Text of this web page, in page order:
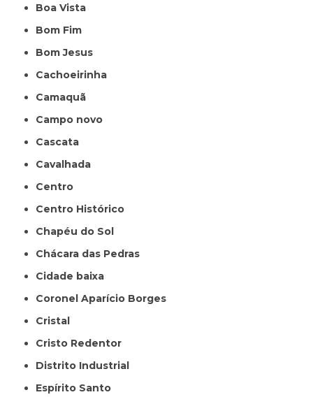
Boa Vista
Bom Fim
Bom Jesus
Cachoeirinha
Camaquã
Campo novo
Cascata
Cavalhada
Centro
Centro Histórico
Chapéu do Sol
Chácara das Pedras
Cidade baixa
Coronel Aparício Borges
Cristal
Cristo Redentor
Distrito Industrial
Espírito Santo